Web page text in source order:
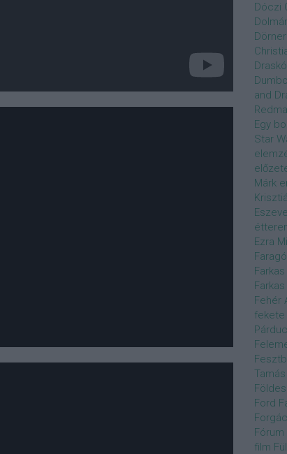
Dóczi
Dumbo
and
Egy
Star
Márk
Ezra
Farkas
Fehér
Párduc
Tamás
Ford
Fórum
film